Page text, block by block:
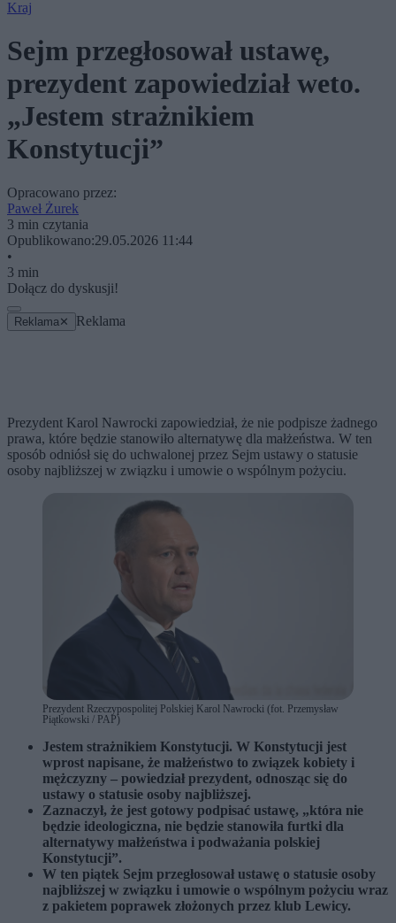
Kraj
Sejm przegłosował ustawę,
prezydent zapowiedział weto.
„Jestem strażnikiem
Konstytucji”
Opracowano przez:
Paweł Żurek
3 min czytania
Opublikowano:29.05.2026 11:44
•
3 min
Dołącz do dyskusji!
Reklama ✕ Reklama
Prezydent Karol Nawrocki zapowiedział, że nie podpisze żadnego
prawa, które będzie stanowiło alternatywę dla małżeństwa. W ten
sposób odniósł się do uchwalonej przez Sejm ustawy o statusie
osoby najbliższej w związku i umowie o wspólnym pożyciu.
Prezydent Rzeczypospolitej Polskiej Karol Nawrocki (fot. Przemysław
Piątkowski / PAP)
Jestem strażnikiem Konstytucji. W Konstytucji jest
wprost napisane, że małżeństwo to związek kobiety i
mężczyzny – powiedział prezydent, odnosząc się do
ustawy o statusie osoby najbliższej.
Zaznaczył, że jest gotowy podpisać ustawę, „która nie
będzie ideologiczna, nie będzie stanowiła furtki dla
alternatywy małżeństwa i podważania polskiej
Konstytucji”.
W ten piątek Sejm przegłosował ustawę o statusie osoby
najbliższej w związku i umowie o wspólnym pożyciu wraz
z pakietem poprawek złożonych przez klub Lewicy.